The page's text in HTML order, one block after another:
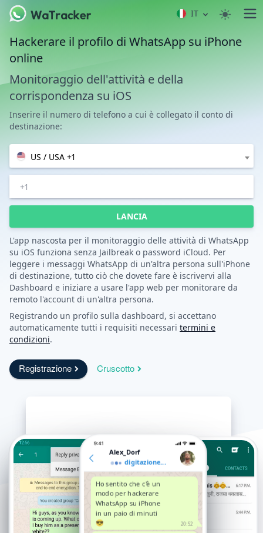
IT
Hackerare il profilo di WhatsApp su iPhone
online
Monitoraggio dell'attività e della
corrispondenza su iOS
Inserire il numero di telefono a cui è collegato il conto di
destinazione:
US / USA +1
LANCIA
L'app nascosta per il monitoraggio delle attività di WhatsApp
su iOS funziona senza Jailbreak o password iCloud. Per
leggere i messaggi WhatsApp di un'altra persona sull'iPhone
di destinazione, tutto ciò che dovete fare è iscrivervi alla
Dashboard e iniziare a usare l'app web per monitorare da
remoto l'account di un'altra persona.
Registrando un profilo sulla dashboard, si accettano
automaticamente tutti i requisiti necessari termini e
condizioni.
Registrazione Cruscotto
Alex_Dorf
digitazione...
20:52
Ho sentito che c'è un
modo per hackerare
WhatsApp su iPhone
in un paio di minuti
😎